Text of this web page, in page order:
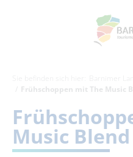
Frühschoppen mit The Music
Music Blend